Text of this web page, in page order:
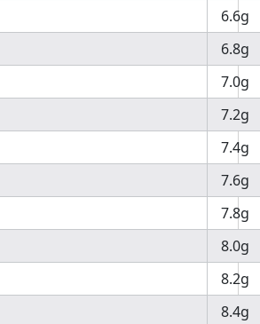
6.6g
6.8g
7.0g
7.2g
7.4g
7.6g
7.8g
8.0g
8.2g
8.4g